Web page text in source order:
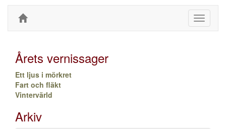
Toggle
Årets vernissager
Ett ljus i mörkret
Fart och fläkt
Vintervärld
Arkiv